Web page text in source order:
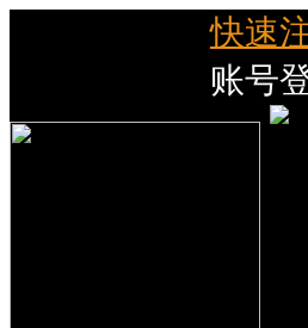
快速
账号